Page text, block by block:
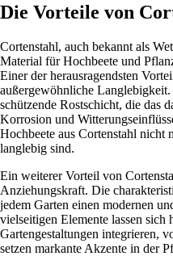
Die Vorteile von
Cortenstahl, auch bekannt als
Material für Hochbeete und
Einer der herausragendsten
außergewöhnliche
schützende Rostschicht, die das
Korrosion und
Hochbeete aus Cortenstahl nicht
langlebig sind.
Ein weiterer Vorteil von
Anziehungskraft. Die
jedem Garten einen modernen
vielseitigen Elemente lassen sich
Gartengestaltungen integrieren,
setzen markante Akzente in der